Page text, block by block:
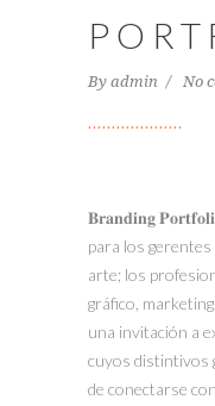
By admin No
𝐁𝐫𝐚𝐧𝐝𝐢𝐧𝐠
para los
arte; los
gráfico,
una invitación a
cuyos distintivos
de conectarse